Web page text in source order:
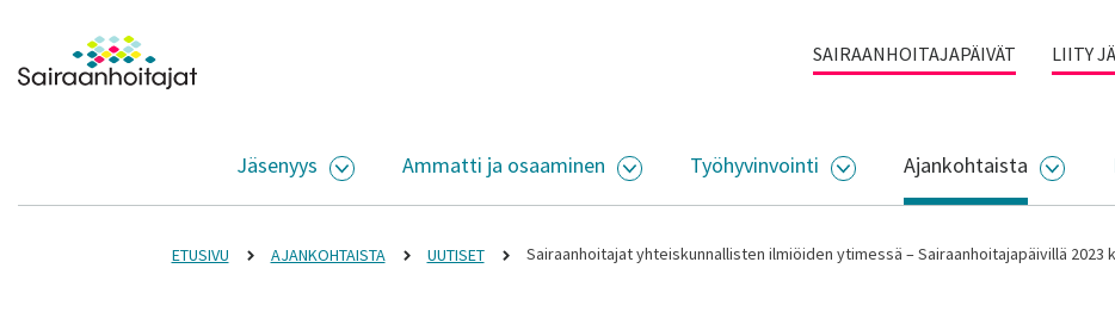
Siirry sisältöön
Etusivulle SAIRAANHOITAJAPÄIVÄT LIITY
Jäsenyys
AVAA ALASIVUJEN VALIKKO
Ammatti ja osaaminen
AVAA ALASIVUJEN VALIKKO
Työhyvinvointi
AVAA ALASIVUJEN VALIKKO
Ajankohtaista
AVAA
ETUSIVU AJANKOHTAISTA UUTISET Sairaanhoitajat yhteiskunnallisten ilmiöiden ytimessä – Sairaanhoitajapäivillä